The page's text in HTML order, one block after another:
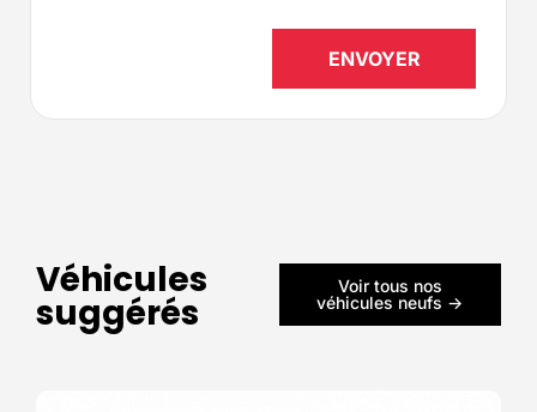
Véhicules
suggérés
Voir tous nos
véhicules neufs ->